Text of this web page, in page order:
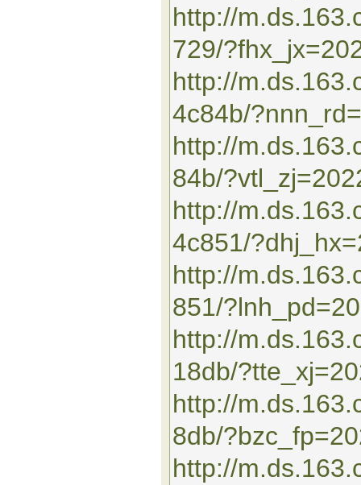
http://
729/
http://
4c84b/
http://
84b/
http://
4c851/
http://
851/
http://
18db/
http://
8db/
http://